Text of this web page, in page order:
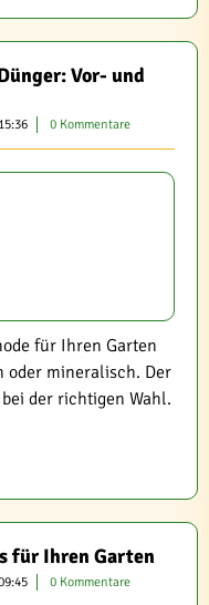
Vor- und
0 Kommentare
für Ihren Garten
oder mineralisch. Der
der richtigen Wahl.
für Ihren Garten
0 Kommentare